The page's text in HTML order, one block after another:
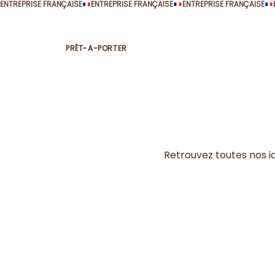
ENTREPRISE FRANÇAISE
PRÊT-A-PORTER
Retrouvez toutes nos